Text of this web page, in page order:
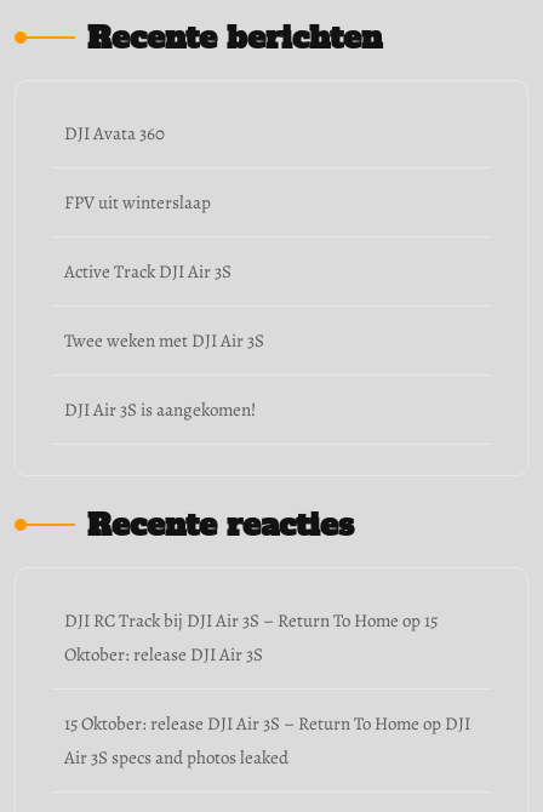
Recente berichten
DJI Avata 360
FPV uit winterslaap
Active Track DJI Air 3S
Twee weken met DJI Air 3S
DJI Air 3S is aangekomen!
Recente reacties
DJI RC Track bij DJI Air 3S – Return To Home op15
Oktober: release DJI Air 3S
15 Oktober: release DJI Air 3S – Return To Home op DJI
Air 3S specs and photos leaked